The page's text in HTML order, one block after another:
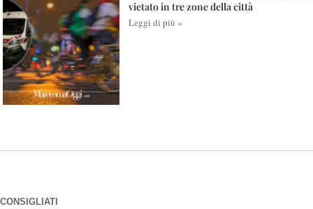
vietato in tre zone della città
Leggi di più »
CONSIGLIATI